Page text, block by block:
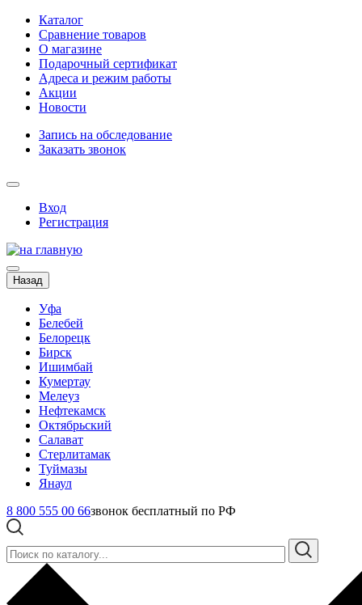
Каталог
Сравнение товаров
О магазине
Подарочный сертификат
Адреса и режим работы
Акции
Новости
Запись на обследование
Заказать звонок
Вход
Регистрация
Назад
Уфа
Белебей
Белорецк
Бирск
Ишимбай
Кумертау
Мелеуз
Нефтекамск
Октябрьский
Салават
Стерлитамак
Туймазы
Янаул
8 800 555 00 66звонок бесплатный по РФ